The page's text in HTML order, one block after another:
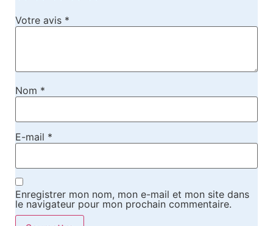
Votre avis *
Nom *
E-mail *
Enregistrer mon nom, mon e-mail et mon site dans
le navigateur pour mon prochain commentaire.